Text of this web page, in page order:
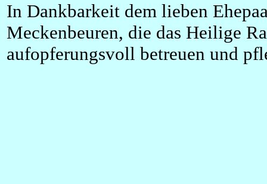
In Dankbarkeit dem lieben
Meckenbeuren, die das Heilige
aufopferungsvoll betreuen und